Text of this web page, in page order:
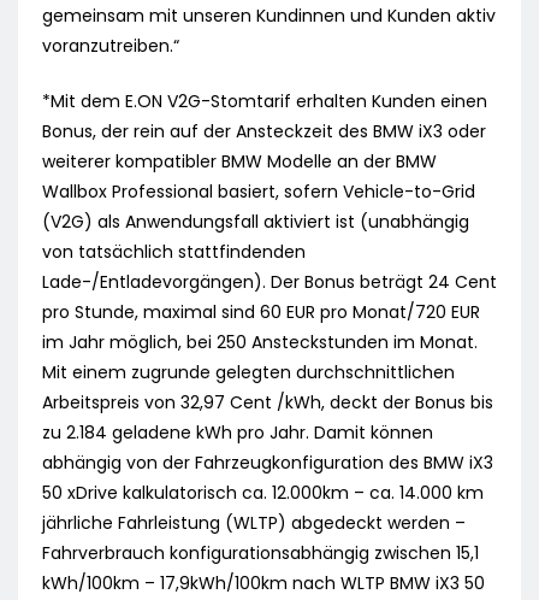
gemeinsam mit unseren Kundinnen und Kunden aktiv
voranzutreiben.“
*Mit dem E.ON V2G-Stomtarif erhalten Kunden einen
Bonus, der rein auf der Ansteckzeit des BMW iX3 oder
weiterer kompatibler BMW Modelle an der BMW
Wallbox Professional basiert, sofern Vehicle-to-Grid
(V2G) als Anwendungsfall aktiviert ist (unabhängig
von tatsächlich stattfindenden
Lade-/Entladevorgängen). Der Bonus beträgt 24 Cent
pro Stunde, maximal sind 60 EUR pro Monat/720 EUR
im Jahr möglich, bei 250 Ansteckstunden im Monat.
Mit einem zugrunde gelegten durchschnittlichen
Arbeitspreis von 32,97 Cent /kWh, deckt der Bonus bis
zu 2.184 geladene kWh pro Jahr. Damit können
abhängig von der Fahrzeugkonfiguration des BMW iX3
50 xDrive kalkulatorisch ca. 12.000km – ca. 14.000 km
jährliche Fahrleistung (WLTP) abgedeckt werden –
Fahrverbrauch konfigurationsabhängig zwischen 15,1
kWh/100km – 17,9kWh/100km nach WLTP BMW iX3 50